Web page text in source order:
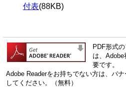
付表(88KB)
PDF形式
は、
要です。
Adobe Readerをお持ちでない方は、バ
してください。（無料）